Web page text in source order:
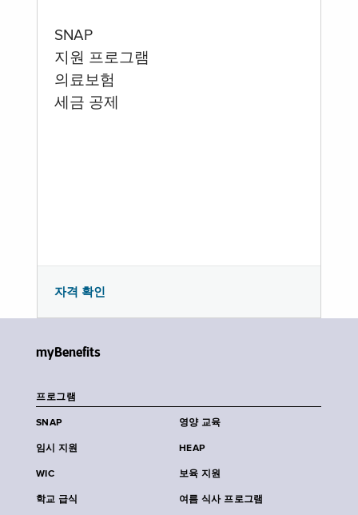
SNAP
지원 프로그램
의료보험
세금 공제
자격 확인
myBenefits
프로그램
SNAP 영양 교육
임시 지원 HEAP
WIC 보육 지원
학교 급식 여름 식사 프로그램